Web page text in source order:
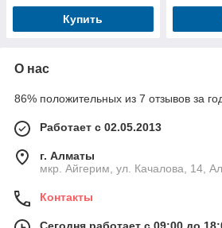
Купить
О нас
86% положительных из 7 отзывов за
Работает с 02.05.2013
г. Алматы
мкр. Айгерим, ул. Качалова, 14,
Контакты
Сегодня работает с 09:00 до